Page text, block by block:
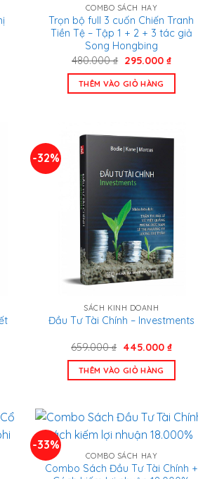
COMBO SÁCH HAY
Trọn bộ full 3 cuốn Chiến Tranh
Tiền Tệ – Tập 1 + 2 + 3 tác giả
Song Hongbing
480.000₫ Giá
là:
480.000 ₫.
295.000 ₫Giá
THÊM VÀO GIỎ HÀNG
-32%
SÁCH KINH DOANH
Đầu Tư Tài Chính – Investments
659.000₫ Giá
là:
659.000 ₫.
445.000 ₫Giá
là:
THÊM VÀO GIỎ HÀNG
-33%
COMBO SÁCH HAY
Combo Sách Đầu Tư Tài Chính +